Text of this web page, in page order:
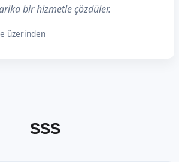
bir hizmetle çözdüler.
üzerinden
SSS